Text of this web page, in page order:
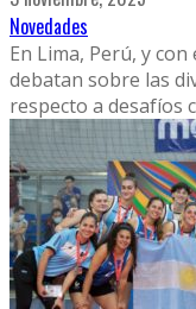
Novedades
En Lima, Perú, y
debatan sobre las
respecto a desafíos